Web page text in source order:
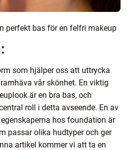
perfekt bas för en felfri makeup
som hjälper oss att uttrycka
vår skönhet. En viktig
är en bra bas, och
roll i detta avseende. En av
hos foundation är
passar olika hudtyper och ger
artikel kommer vi att ta en